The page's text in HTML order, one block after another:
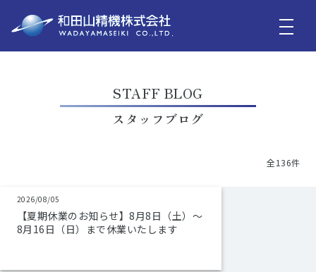
STAFF BLOG
スタッフブログ
全136件
2026/08/05
【夏期休業のお知らせ】8月8日（土）～
8月16日（日）まで休業いたします